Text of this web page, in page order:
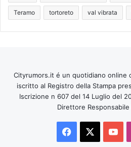
Teramo tortoreto val vibrata
Cityrumors.it é un quotidiano online
iscritto al Registro della Stampa
Iscrizione n 607 del 14 Luglio del
Direttore Responsabile
Facebook